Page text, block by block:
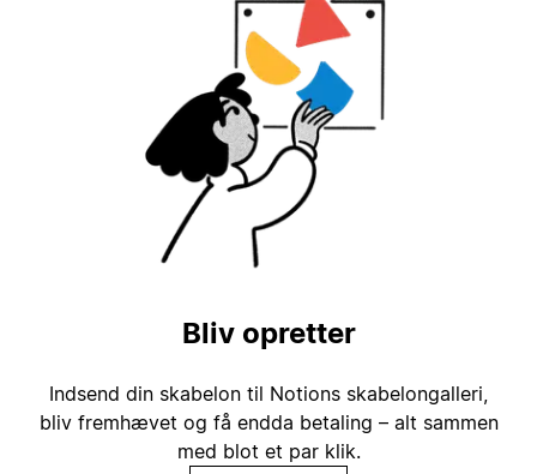
Bliv opretter
Indsend din skabelon til Notions skabelongalleri,
bliv fremhævet og få endda betaling – alt sammen
med blot et par klik.